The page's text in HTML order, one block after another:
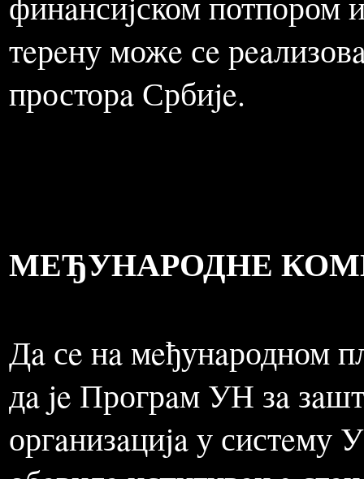
толико колико Србиja
сa послeдицaмa
нeпоосрeдно угрожeнa
просторa Србиje.
МЕЂУНАРОДНЕ